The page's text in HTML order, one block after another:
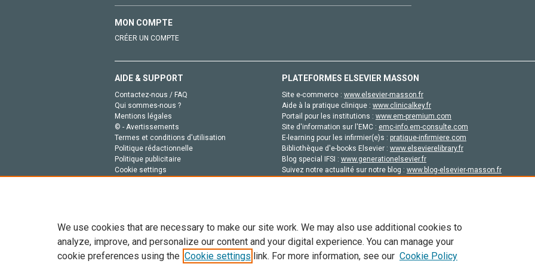
MON COMPTE
CRÉER UN COMPTE
AIDE & SUPPORT
Contactez-nous / FAQ
Qui sommes-nous ?
Mentions légales
© - Avertissements
Termes et conditions d'utilisation
Politique rédactionnelle
Politique publicitaire
Cookie settings
PLATEFORMES ELSEVIER MASSON
Site e-commerce : www.elsevier-masson.fr
Aide à la pratique clinique : www.clinicalkey.fr
Portail pour les institutions : www.em-premium.com
Site d'information sur l'EMC : emc-info.em-consulte.com
E-learning pour les infirmier(e)s : pratique-infirmiere.com
Bibliothèque d'e-books Elsevier : www.elsevierelibrary.fr
Blog special IFSI : www.generationelsevier.fr
Suivez notre actualité sur notre blog : www.blog-elsevier-masson.fr
Tout le contenu de ce site: Copyright © 2026 Elsevier, ses concédants de licence et ses contributeurs. Tout les droits sont réservés,
We use cookies that are necessary to make our site work. We may also use additional cookies to
analyze, improve, and personalize our content and your digital experience. You can manage your
cookie preferences using the Cookie settings link. For more information, see our Cookie Policy